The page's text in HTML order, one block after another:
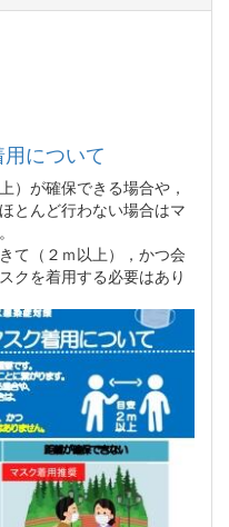
について
）が確保できる場合や，
とんど行わない場合はマ
て（２ｍ以上），かつ会
クを着用する必要はあり